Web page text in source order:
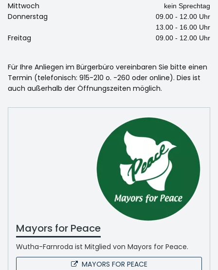
Mittwoch kein Sprechtag
Donnerstag
09.00 - 12.00 Uhr
13.00 - 16.00 Uhr
Freitag 09.00 - 12.00 Uhr
Für Ihre Anliegen im Bürgerbüro vereinbaren Sie bitte einen
Termin (telefonisch: 915-210 o. -260 oder online). Dies ist
auch außerhalb der Öffnungszeiten möglich.
Mayors for Peace
Wutha-Farnroda ist Mitglied von Mayors for Peace.
MAYORS FOR PEACE